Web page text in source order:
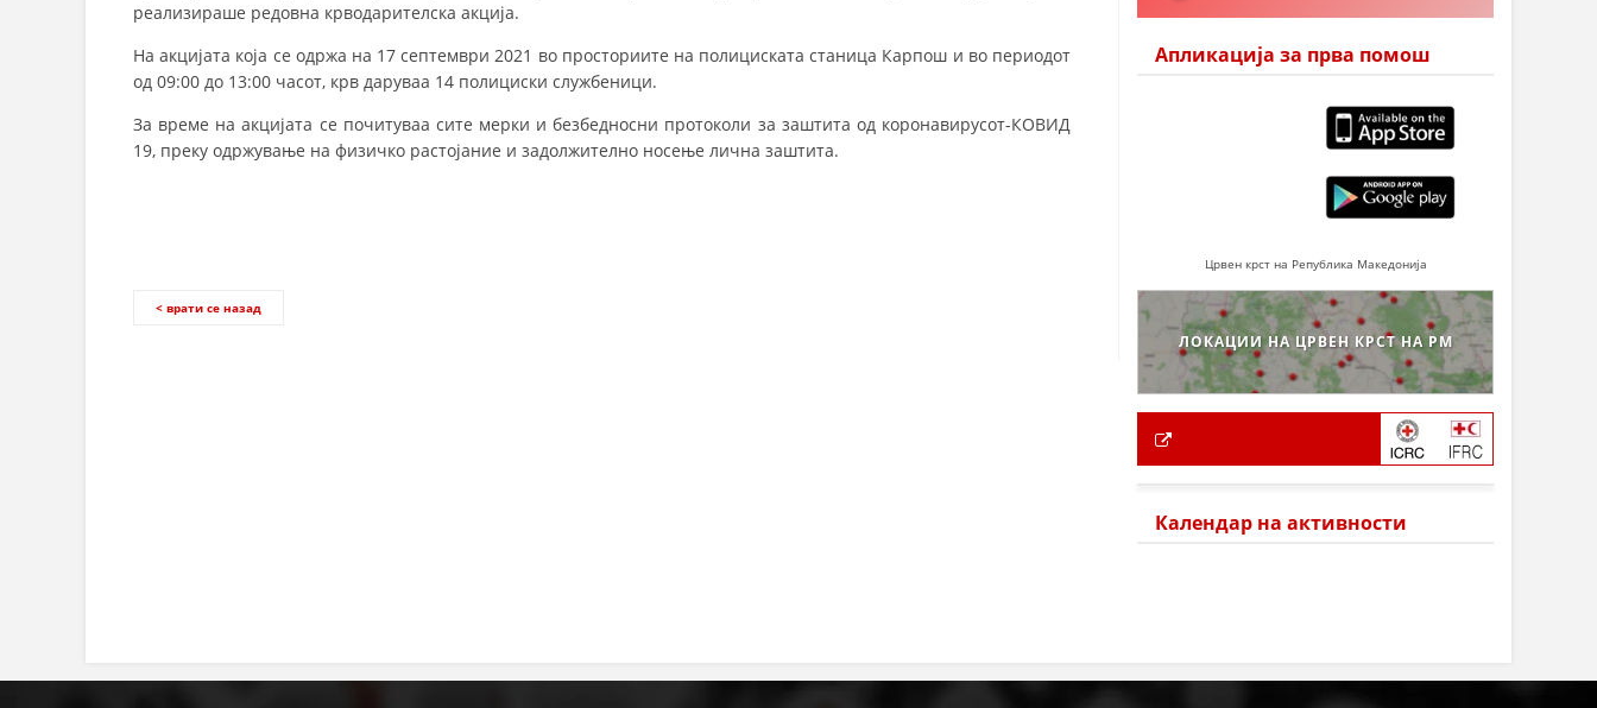
реализираше редовна крводарителска акција.
На акцијата која се одржа на 17 септември 2021 во просториите на полициската станица Карпош и во периодот
од 09:00 до 13:00 часот, крв даруваа 14 полициски службеници.
За време на акцијата се почитуваа сите мерки и безбедносни протоколи за заштита од коронавирусот-КОВИД
19, преку одржување на физичко растојание и задолжително носење лична заштита.
< врати се назад
Апликација за прва помош
Црвен крст на Република Македонија
ЛОКАЦИИ НА ЦРВЕН КРСТ НА РМ
Календар на активности